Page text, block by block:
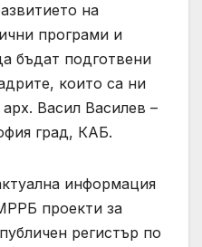
на
програми и
бъдат подготвени
които са ни
Васил Василев –
град, КАБ.
информация
проекти за
регистър по